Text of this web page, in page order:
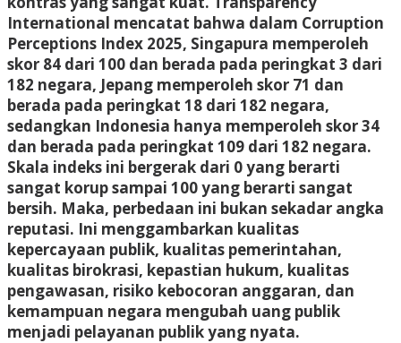
International mencatat bahwa dalam Corruption
Perceptions Index 2025, Singapura memperoleh
skor 84 dari 100 dan berada pada peringkat 3 dari
182 negara, Jepang memperoleh skor 71 dan
berada pada peringkat 18 dari 182 negara,
sedangkan Indonesia hanya memperoleh skor 34
dan berada pada peringkat 109 dari 182 negara.
Skala indeks ini bergerak dari 0 yang berarti
sangat korup sampai 100 yang berarti sangat
bersih. Maka, perbedaan ini bukan sekadar angka
reputasi. Ini menggambarkan kualitas
kepercayaan publik, kualitas pemerintahan,
kualitas birokrasi, kepastian hukum, kualitas
pengawasan, risiko kebocoran anggaran, dan
kemampuan negara mengubah uang publik
menjadi pelayanan publik yang nyata.